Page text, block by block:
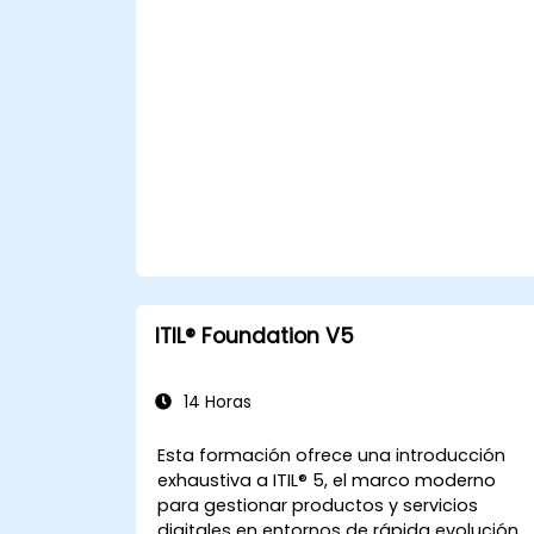
ITIL® Foundation V5
14 Horas
Esta formación ofrece una introducción
exhaustiva a ITIL® 5, el marco moderno
para gestionar productos y servicios